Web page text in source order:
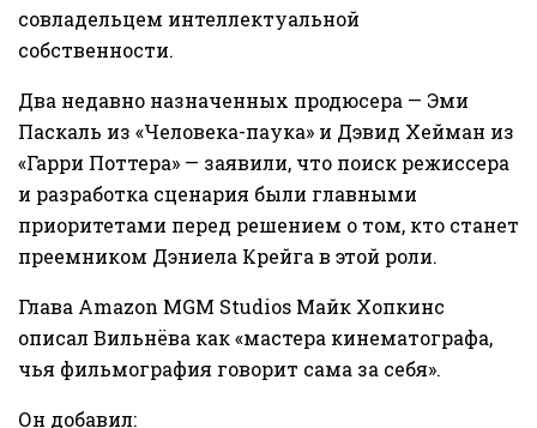
совладельцем интеллектуальной
собственности.
Два недавно назначенных продюсера — Эми
Паскаль из «Человека-паука» и Дэвид Хейман из
«Гарри Поттера» — заявили, что поиск режиссера
и разработка сценария были главными
приоритетами перед решением о том, кто станет
преемником Дэниела Крейга в этой роли.
Глава Amazon MGM Studios Майк Хопкинс
описал Вильнёва как «мастера кинематографа,
чья фильмография говорит сама за себя».
Он добавил: